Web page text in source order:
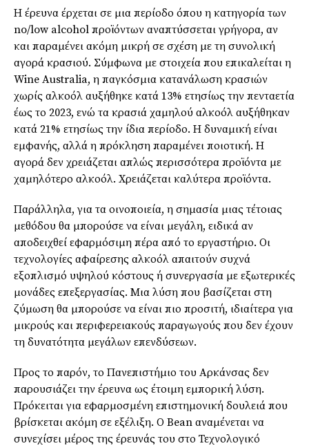
Η έρευνα έρχεται σε μια περίοδο όπου η κατηγορία των
no/low alcohol προϊόντων αναπτύσσεται γρήγορα, αν
και παραμένει ακόμη μικρή σε σχέση με τη συνολική
αγορά κρασιού. Σύμφωνα με στοιχεία που επικαλείται η
Wine Australia, η παγκόσμια κατανάλωση κρασιών
χωρίς αλκοόλ αυξήθηκε κατά 13% ετησίως την πενταετία
έως το 2023, ενώ τα κρασιά χαμηλού αλκοόλ αυξήθηκαν
κατά 21% ετησίως την ίδια περίοδο. Η δυναμική είναι
εμφανής, αλλά η πρόκληση παραμένει ποιοτική. Η
αγορά δεν χρειάζεται απλώς περισσότερα προϊόντα με
χαμηλότερο αλκοόλ. Χρειάζεται καλύτερα προϊόντα.
Παράλληλα, για τα οινοποιεία, η σημασία μιας τέτοιας
μεθόδου θα μπορούσε να είναι μεγάλη, ειδικά αν
αποδειχθεί εφαρμόσιμη πέρα από το εργαστήριο. Οι
τεχνολογίες αφαίρεσης αλκοόλ απαιτούν συχνά
εξοπλισμό υψηλού κόστους ή συνεργασία με εξωτερικές
μονάδες επεξεργασίας. Μια λύση που βασίζεται στη
ζύμωση θα μπορούσε να είναι πιο προσιτή, ιδιαίτερα για
μικρούς και περιφερειακούς παραγωγούς που δεν έχουν
τη δυνατότητα μεγάλων επενδύσεων.
Προς το παρόν, το Πανεπιστήμιο του Αρκάνσας δεν
παρουσιάζει την έρευνα ως έτοιμη εμπορική λύση.
Πρόκειται για εφαρμοσμένη επιστημονική δουλειά που
βρίσκεται ακόμη σε εξέλιξη. Ο Bean αναμένεται να
συνεχίσει μέρος της έρευνάς του στο Τεχνολογικό